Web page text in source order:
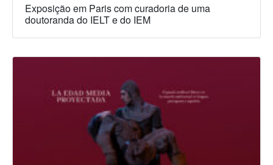
Exposição em Paris com curadoria de uma
doutoranda do IELT e do IEM